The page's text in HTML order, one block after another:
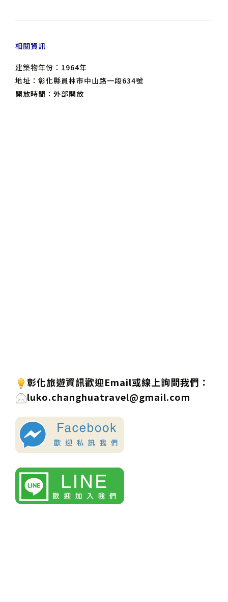
相關資訊
建築物年份：1964年
地址：彰化縣員林市中山路一段634號
開放時間：外部開放
彰化旅遊資訊歡迎Email或線上詢問我們 ：
luko.changhuatravel@gmail.com